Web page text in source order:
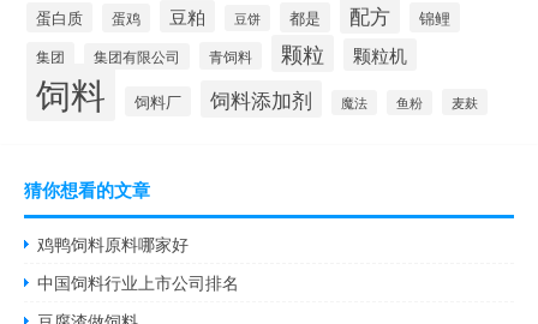
蛋白质 蛋鸡 豆粕 豆饼 都是 配方 锦鲤
集团 集团有限公司 青饲料 颗粒 颗粒机
饲料 饲料厂 饲料添加剂 魔法 鱼粉 麦麸
猜你想看的文章
鸡鸭饲料原料哪家好
中国饲料行业上市公司排名